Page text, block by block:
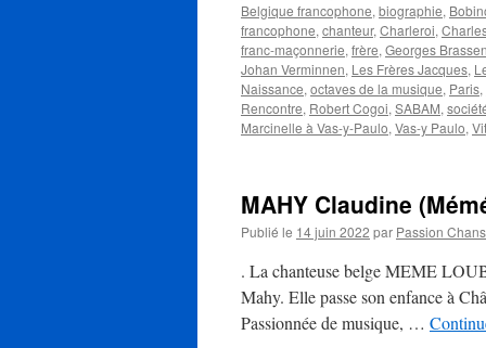
Belgique francophone, biographie,
francophone, chanteur, Charleroi,
franc-maçonnerie, frère, Georges
Johan Verminnen, Les Frères Jacques,
Naissance, octaves de la musique, Paris,
Rencontre, Robert Cogoi, SABAM,
Marcinelle à Vas-y-Paulo, Vas-y Paulo,
MAHY Claudine
Publié le 14 juin 2022 par Passion
. La chanteuse belge MEME
Mahy. Elle passe son enfance à
Passionnée de musique, …